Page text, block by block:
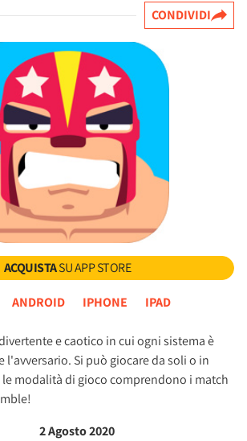
CONDIVIDI
ACQUISTASU APP STORE
ANDROID IPHONE IPAD
e caotico in cui ogni sistema è
l'avversario. Si può giocare da soli o in
modalità di gioco comprendono i match
2 Agosto 2020